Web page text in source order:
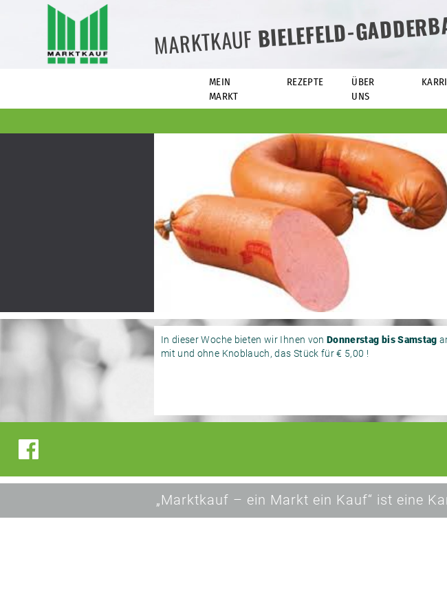
MARKTKAUFBIELEFELD-
MEIN
MARKT
REZEPTE
ÜBER
UNS
In dieser Woche bieten wir Ihnen von Donnerstag bis Samstag
mit und ohne Knoblauch, das Stück für € 5,00 !
„Marktkauf – ein Markt ein Kauf“ ist eine